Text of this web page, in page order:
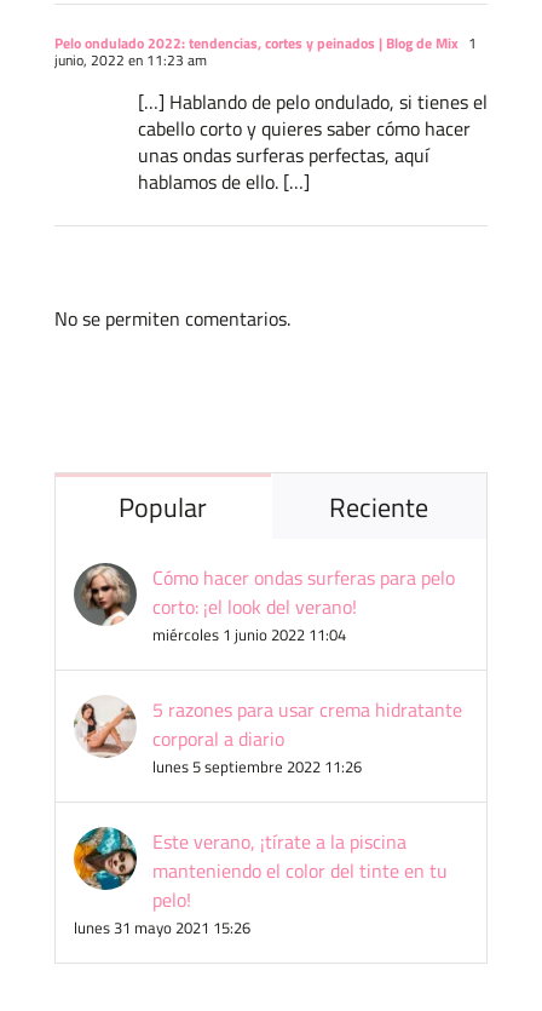
Pelo ondulado 2022: tendencias, cortes y peinados | Blog de Mix 1
junio, 2022 en 11:23 am
[…] Hablando de pelo ondulado, si tienes el
cabello corto y quieres saber cómo hacer
unas ondas surferas perfectas, aquí
hablamos de ello. […]
No se permiten comentarios.
Popular Reciente
Cómo hacer ondas surferas para pelo
corto: ¡el look del verano!
miércoles 1 junio 2022 11:04
5 razones para usar crema hidratante
corporal a diario
lunes 5 septiembre 2022 11:26
Este verano, ¡tírate a la piscina
manteniendo el color del tinte en tu
pelo!
lunes 31 mayo 2021 15:26